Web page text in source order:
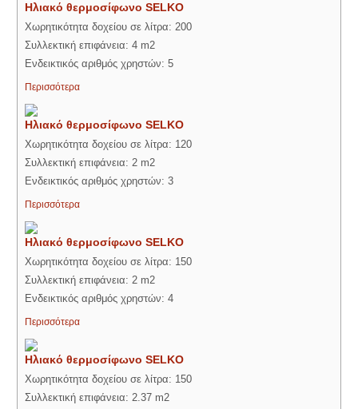
Ηλιακό θερμοσίφωνο SELKO
Χωρητικότητα δοχείου σε λίτρα: 200
Συλλεκτική επιφάνεια: 4 m2
Ενδεικτικός αριθμός χρηστών: 5
Περισσότερα
Ηλιακό θερμοσίφωνο SELKO
Χωρητικότητα δοχείου σε λίτρα: 120
Συλλεκτική επιφάνεια: 2 m2
Ενδεικτικός αριθμός χρηστών: 3
Περισσότερα
Ηλιακό θερμοσίφωνο SELKO
Χωρητικότητα δοχείου σε λίτρα: 150
Συλλεκτική επιφάνεια: 2 m2
Ενδεικτικός αριθμός χρηστών: 4
Περισσότερα
Ηλιακό θερμοσίφωνο SELKO
Χωρητικότητα δοχείου σε λίτρα: 150
Συλλεκτική επιφάνεια: 2.37 m2